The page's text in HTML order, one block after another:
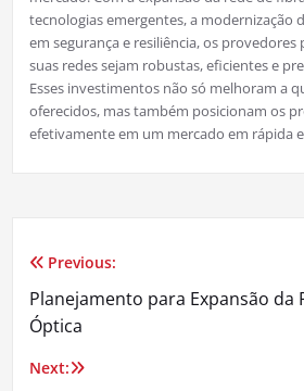
tecnologias emergentes, a modernização
em segurança e resiliência, os
suas redes sejam robustas, eficientes e
Esses investimentos não só melhoram a
oferecidos, mas também posicionam os
efetivamente em um mercado em rápida
Navegação
de
Post
Previous:
Planejamento para Expansão da
Óptica
Next: